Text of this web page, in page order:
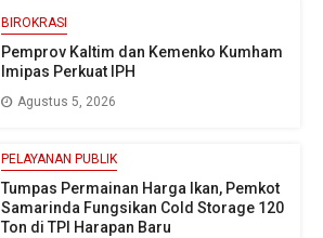
BIROKRASI
Pemprov Kaltim dan Kemenko Kumham
Imipas Perkuat IPH
Agustus 5, 2026
PELAYANAN PUBLIK
Tumpas Permainan Harga Ikan, Pemkot
Samarinda Fungsikan Cold Storage 120
Ton di TPI Harapan Baru